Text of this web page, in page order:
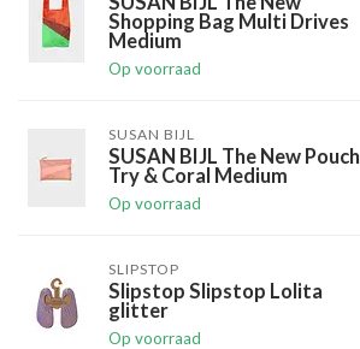
Shopping Bag Multi Drives
Medium
Op voorraad
SUSAN BIJL
SUSAN BIJL The New Pouch
Try & Coral Medium
Op voorraad
SLIPSTOP
Slipstop Slipstop Lolita
glitter
Op voorraad